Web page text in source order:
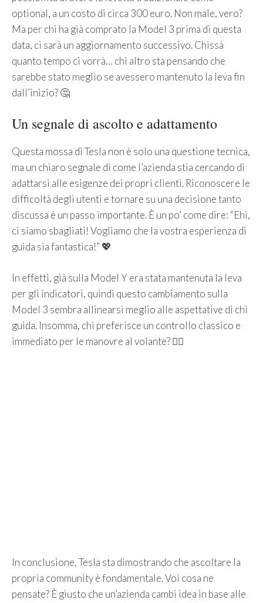
optional, a un costo di circa 300 euro. Non male, vero?
Ma per chi ha già comprato la Model 3 prima di questa
data, ci sarà un aggiornamento successivo. Chissà
quanto tempo ci vorrà… chi altro sta pensando che
sarebbe stato meglio se avessero mantenuto la leva fin
dall’inizio? 🤔
Un segnale di ascolto e adattamento
Questa mossa di Tesla non è solo una questione tecnica,
ma un chiaro segnale di come l’azienda stia cercando di
adattarsi alle esigenze dei propri clienti. Riconoscere le
difficoltà degli utenti e tornare su una decisione tanto
discussa è un passo importante. È un po’ come dire: “Ehi,
ci siamo sbagliati! Vogliamo che la vostra esperienza di
guida sia fantastica!” 💖
In effetti, già sulla Model Y era stata mantenuta la leva
per gli indicatori, quindi questo cambiamento sulla
Model 3 sembra allinearsi meglio alle aspettative di chi
guida. Insomma, chi preferisce un controllo classico e
immediato per le manovre al volante? 🙋‍♀️
In conclusione, Tesla sta dimostrando che ascoltare la
propria community è fondamentale. Voi cosa ne
pensate? È giusto che un’azienda cambi idea in base alle